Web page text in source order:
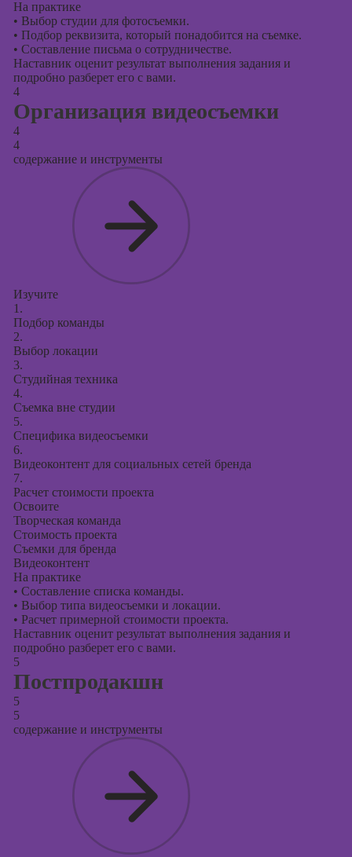
На практике
• Выбор студии для фотосъемки.
• Подбор реквизита, который понадобится на съемке.
• Составление письма о сотрудничестве.
Наставник оценит результат выполнения задания и
подробно разберет его с вами.
4
Организация видеосъемки
4
4
содержание и инструменты
Изучите
1.
Подбор команды
2.
Выбор локации
3.
Студийная техника
4.
Съемка вне студии
5.
Специфика видеосъемки
6.
Видеоконтент для социальных сетей бренда
7.
Расчет стоимости проекта
Освоите
Творческая команда
Стоимость проекта
Съемки для бренда
Видеоконтент
На практике
• Составление списка команды.
• Выбор типа видеосъемки и локации.
• Расчет примерной стоимости проекта.
Наставник оценит результат выполнения задания и
подробно разберет его с вами.
5
Постпродакшн
5
5
содержание и инструменты